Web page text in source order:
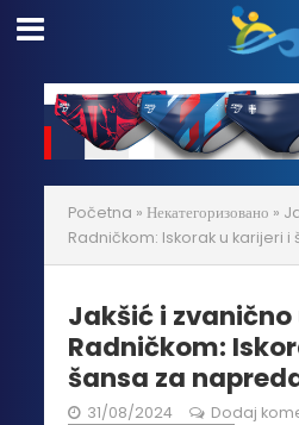
Početna » Некатегоризовано »
Radničkom: Iskorak u karijeri
Jakšić i zvanično
Radničkom:
šansa za
31/08/2024 Dodaj